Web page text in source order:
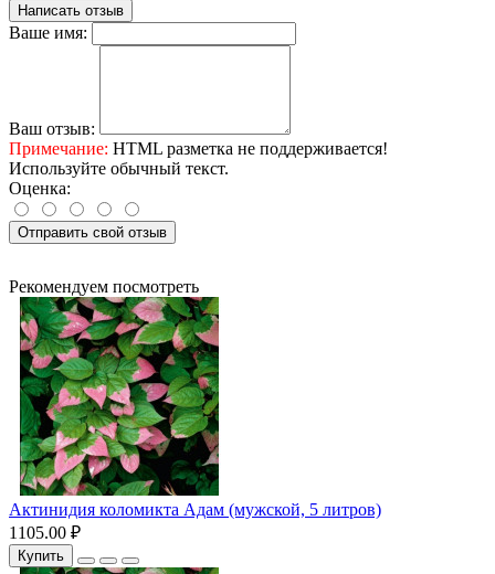
Написать отзыв
Ваше имя:
Ваш отзыв:
Примечание: HTML разметка не поддерживается!
Используйте обычный текст.
Оценка:
Отправить свой отзыв
Рекомендуем посмотреть
Актинидия коломикта Адам (мужской, 5 литров)
1105.00 ₽
Купить